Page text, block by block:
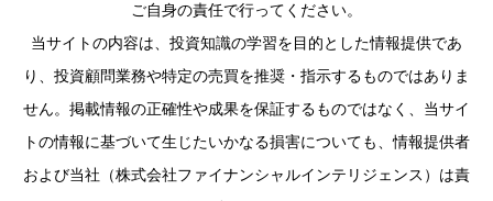
ご自身の責任で行ってください。
当サイトの内容は、投資知識の学習を目的とした情報提供であ
り、投資顧問業務や特定の売買を推奨・指示するものではありま
せん。掲載情報の正確性や成果を保証するものではなく、当サイ
トの情報に基づいて生じたいかなる損害についても、情報提供者
および当社（株式会社ファイナンシャルインテリジェンス）は責